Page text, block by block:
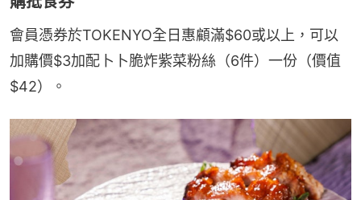
會員憑券於TOKENYO全日惠顧滿$60或以上，可以
加購價$3加配卜卜脆炸紫菜粉絲（6件）一份（價值
$42）。